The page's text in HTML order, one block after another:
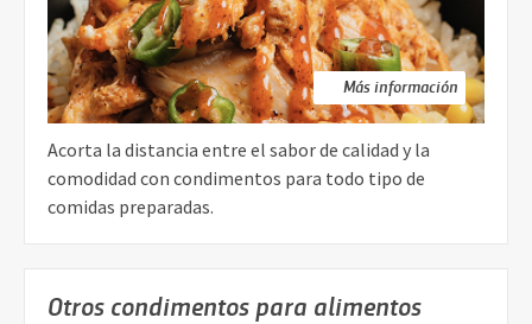
Más información
Acorta la distancia entre el sabor de calidad y la
comodidad con condimentos para todo tipo de
comidas preparadas.
Otros condimentos para alimentos